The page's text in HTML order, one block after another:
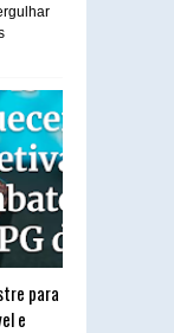
para
e